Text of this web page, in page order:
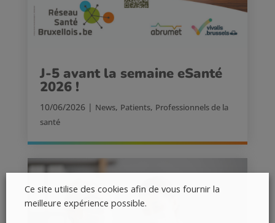
J-5 avant la semaine eSanté
2026 !
10/06/2026| News, Patients, Professionnels de la
santé
Ce site utilise des cookies afin de vous fournir la
meilleure expérience possible.